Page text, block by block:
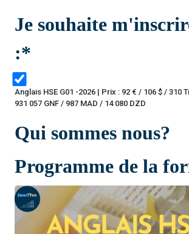
Je souhaite
:*
Anglais HSE G01 -2026 | Prix : 92 € / 106 $ / 310
931 057 GNF / 987 MAD / 14 080 DZD
Qui sommes nous?
Programme de la